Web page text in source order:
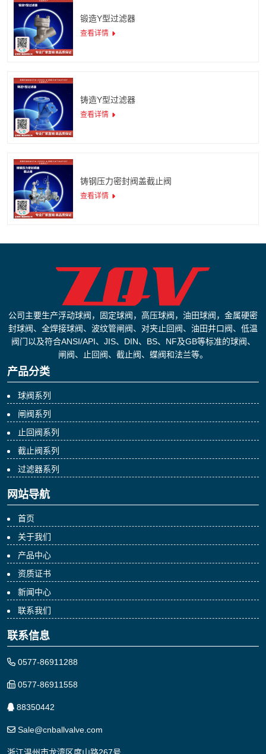
锻造Y型过滤器
查看详情
铸造Y型过滤器
查看详情
铸钢压力密封阀盖截止阀
查看详情
公司主要生产浮动球阀，固定球阀，高压球阀，油田球阀，金属硬密
封球阀、全焊接球阀、波纹管闸阀、对夹止回阀、油田井口阀、低温
阀门以及符合ANSI/API、JIS、DIN、BS、NF及GB等标准的球阀、
闸阀、止回阀、截止阀、蝶阀和法兰等。
产品分类
球阀系列
闸阀系列
止回阀系列
截止阀系列
过滤器系列
网站导航
首页
关于我们
产品中心
资质证书
新闻中心
联系我们
联系信息
0577-86911288
0577-86911558
88350442
Sale@cnballvalve.com
浙江温州市龙湾区度山路267号